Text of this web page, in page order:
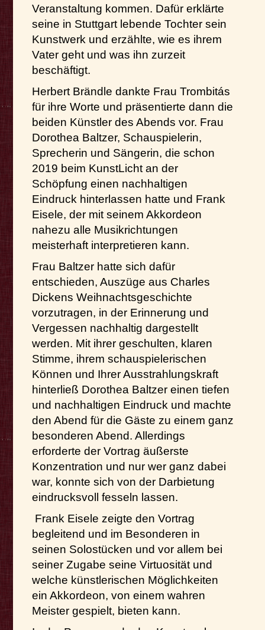
Veranstaltung kommen. Dafür erklärte
seine in Stuttgart lebende Tochter sein
Kunstwerk und erzählte, wie es ihrem
Vater geht und was ihn zurzeit
beschäftigt.
Herbert Brändle dankte Frau Trombitás
für ihre Worte und präsentierte dann die
beiden Künstler des Abends vor. Frau
Dorothea Baltzer, Schauspielerin,
Sprecherin und Sängerin, die schon
2019 beim KunstLicht an der
Schöpfung einen nachhaltigen
Eindruck hinterlassen hatte und Frank
Eisele, der mit seinem Akkordeon
nahezu alle Musikrichtungen
meisterhaft interpretieren kann.
Frau Baltzer hatte sich dafür
entschieden, Auszüge aus Charles
Dickens Weihnachtsgeschichte
vorzutragen, in der Erinnerung und
Vergessen nachhaltig dargestellt
werden. Mit ihrer geschulten, klaren
Stimme, ihrem schauspielerischen
Können und Ihrer Ausstrahlungskraft
hinterließ Dorothea Baltzer einen tiefen
und nachhaltigen Eindruck und machte
den Abend für die Gäste zu einem ganz
besonderen Abend. Allerdings
erforderte der Vortrag äußerste
Konzentration und nur wer ganz dabei
war, konnte sich von der Darbietung
eindrucksvoll fesseln lassen.
Frank Eisele zeigte den Vortrag
begleitend und im Besonderen in
seinen Solostücken und vor allem bei
seiner Zugabe seine Virtuosität und
welche künstlerischen Möglichkeiten
ein Akkordeon, von einem wahren
Meister gespielt, bieten kann.